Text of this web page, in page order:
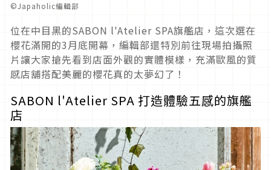
©️Japaholic編輯部
位在中目黑的SABON l'Atelier SPA旗艦店，這次選在
櫻花滿開的3月底開幕，編輯部還特別前往現場拍攝照
片讓大家搶先看到店面外觀的實體模樣，充滿歐風的質
感店舖搭配美麗的櫻花真的太夢幻了！
SABON l'Atelier SPA 打造體驗五感的旗艦
店